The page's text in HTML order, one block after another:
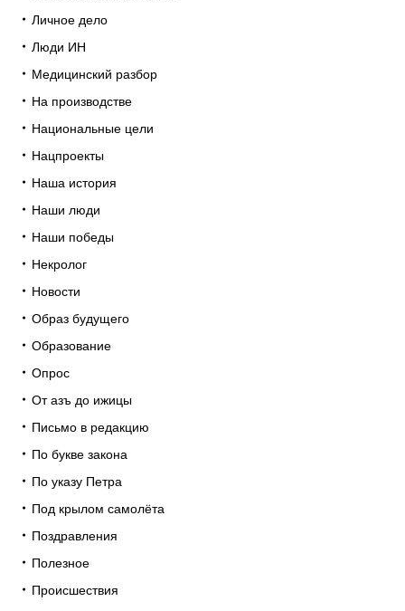
Личное дело
Люди ИН
Медицинский разбор
На производстве
Национальные цели
Нацпроекты
Наша история
Наши люди
Наши победы
Некролог
Новости
Образ будущего
Образование
Опрос
От азъ до ижицы
Письмо в редакцию
По букве закона
По указу Петра
Под крылом самолёта
Поздравления
Полезное
Происшествия